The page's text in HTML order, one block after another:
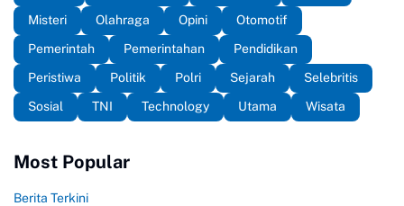
Misteri
Olahraga Opini
Otomotif
Pemerintah
Pemerintahan
Pendidikan
Peristiwa
Politik Polri Sejarah
Selebritis
Sosial
TNI Technology Utama Wisata
Most Popular
Berita Terkini